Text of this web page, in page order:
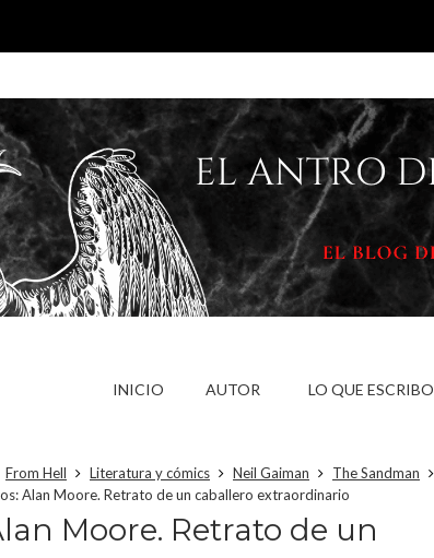
INICIO AUTOR LO QUE ESCRIBO
From Hell Literatura y cómics Neil Gaiman The Sandman
Alan Moore. Retrato de un caballero extraordinario
Moore. Retrato de un